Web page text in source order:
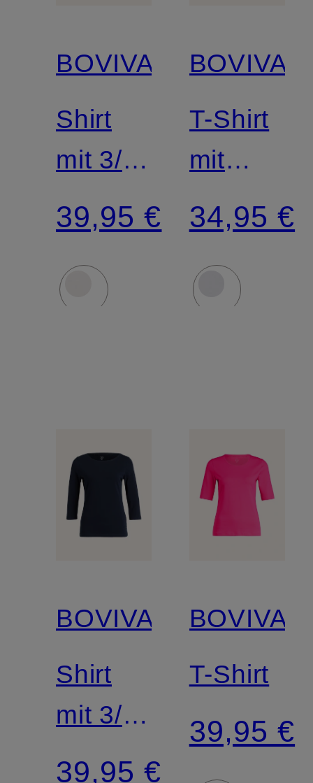
BOVIVA
Shirt
mit 3/4-
Arm
39,95 €
BOVIVA
T-Shirt
mit
34,95 €
BOVIVA
Shirt
mit 3/4-
Arm
39,95 €
BOVIVA
T-Shirt
39,95 €